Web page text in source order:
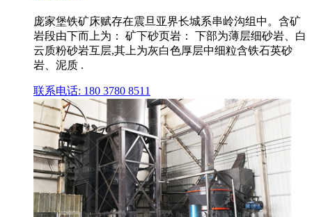
庞家堡铁矿床赋存在震旦亚界长城系串岭沟组中。含矿
岩段由下而上为： 矿下砂页岩： 下部为薄层细砂岩、白
云质粉砂岩互层,其上为灰白色厚层中细粒含铁石英砂
岩、泥质 .
联系电话: 180 3780 8511